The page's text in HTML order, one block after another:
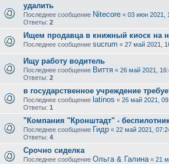
удалить
Последнее сообщение Nitecore « 03 июн 2021,
Ответы: 2
Ищем продавца в книжный киоск на
Последнее сообщение sucrum « 27 май 2021,
Ищу работу водитель
Последнее сообщение Виття « 26 май 2021,
Ответы: 2
в государственное учреждение
Последнее сообщение latinos « 26 май 2021,
Ответы: 1
"Компания "Кронштадт" -
Последнее сообщение Гидр « 22 май 2021,
Ответы: 4
Срочно сиделка
Последнее сообщение Ольга & Галина « 21